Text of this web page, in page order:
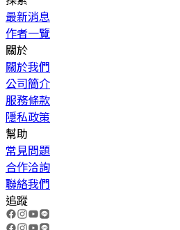
最新消息
作者一覽
關於
關於我們
公司簡介
服務條款
隱私政策
幫助
常見問題
合作洽詢
聯絡我們
追蹤